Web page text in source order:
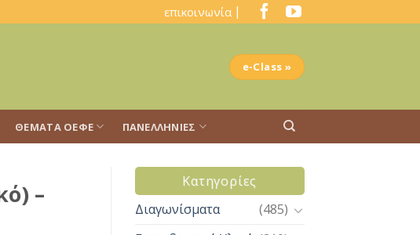
επικοινωνία |
e-Class »
ΘΈΜΑΤΑ ΟΕΦΕ ΠΑΝΕΛΛΉΝΙΕΣ
–
Kατηγορίες
Διαγωνίσματα
(485)